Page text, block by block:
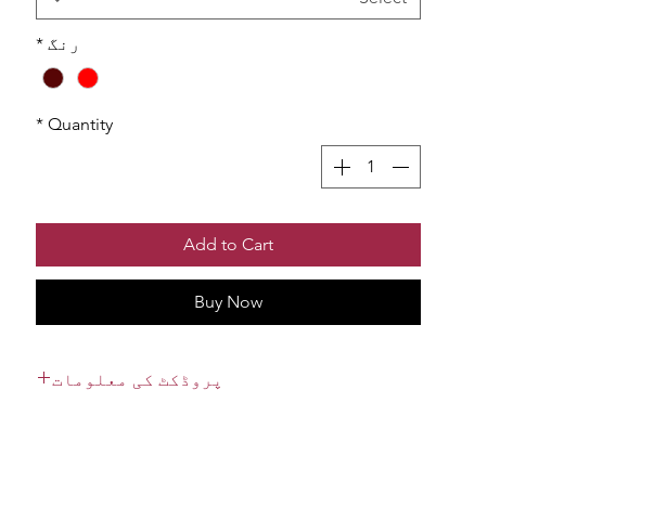
رنگ *
Quantity
*
Add to Cart
Buy Now
پروڈکٹ کی معلومات